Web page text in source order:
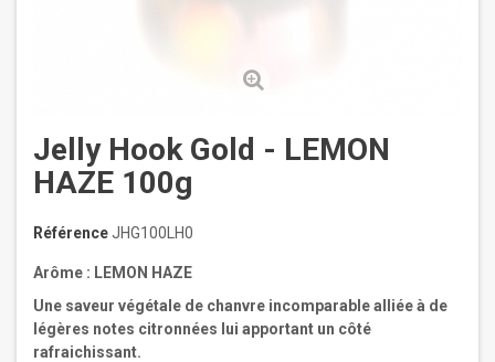
Jelly Hook Gold - LEMON
HAZE 100g
RéférenceJHG100LH0
Arôme : LEMON HAZE
Une saveur végétale de chanvre incomparable alliée à de
légères notes citronnées lui apportant un côté
rafraichissant.